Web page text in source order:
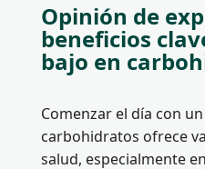
Opinión de
beneficios
bajo en
Comenzar el día con
carbohidratos ofrece
salud, especialmente